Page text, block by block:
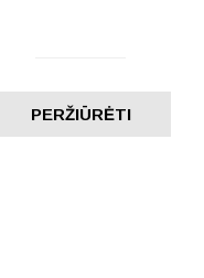
PERŽIŪRĖTI